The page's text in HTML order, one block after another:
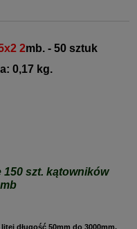
2mb. - 50 sztuk
0,17 kg.
150 szt. kątowników
długość 50mm do 3000mm,